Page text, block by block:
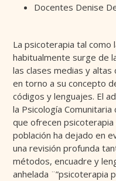
Docentes Denise
La psicoterapia tal como
habitualmente surge de
las clases medias y
en torno a su concepto
códigos y lenguajes. El
la Psicología
que ofrecen
población ha dejado en
una revisión profunda
métodos, encuadre y
anhelada ¨”psicoterapia